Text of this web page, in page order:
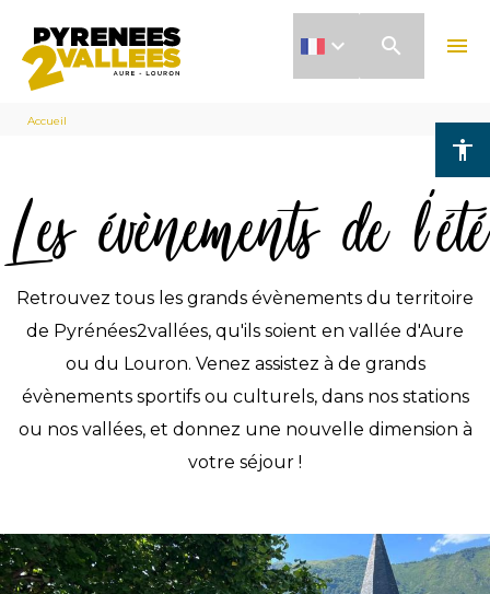
contenu
principal
accessibility
search menu
Fil
Accueil
Les évènements de l'été
Retrouvez tous les grands évènements du territoire
de Pyrénées2vallées, qu'ils soient en vallée d'Aure
ou du Louron. Venez assistez à de grands
évènements sportifs ou culturels, dans nos stations
ou nos vallées, et donnez une nouvelle dimension à
votre séjour !